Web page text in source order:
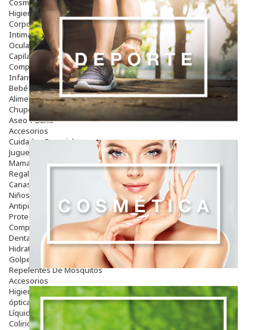
Higiene
Corporal
Intima
Ocular
Capilar
Complementos
Infantil
Bebé
Alimentación Y Complementos
Chupetes Y Mordedores
Aseo Y Baño
Accesorios
Cuidados Especiales
Juguetes
Mama
Regalos
Canastilla
Niños
Antipiojos
Protección Solar
Complementos Alimentarios
Dentales
Hidratantes
Golpes Y Hematomas
Repelentes De Mosquitos
Accesorios
Higiene
óptica
Líquidos Lentillas
Colirios